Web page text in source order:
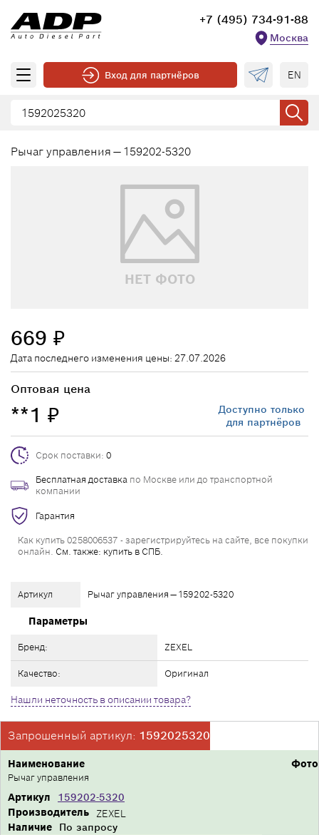
+7 (495) 734-91-88
Москва
Вход для партнёров EN
Рычаг управления — 159202-5320
НЕТ ФОТО
Артикул Рычаг управления — 159202-5320
Параметры
Бренд: ZEXEL
Качество: Оригинал
Нашли неточность в описании товара?
669 ₽
Дата последнего изменения цены: 27.07.2026
Оптовая цена
**1 ₽
Доступно только
для партнёров
Срок поставки: 0
Бесплатная доставка по Москве или до транспортной
компании
Гарантия
Как купить 0258006537 - зарегистрируйтесь на сайте, все покупки
онлайн. См. также: купить в СПБ.
Запрошенный артикул: 1592025320
Фото
Производитель ZEXEL
Артикул 159202-5320
Наименование
Рычаг управления
Наличие По запросу